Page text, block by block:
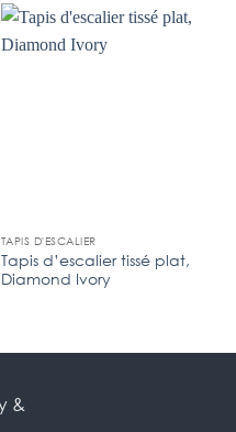
TAPIS D'ESCALIER
Tapis d’escalier tissé plat,
Diamond Ivory